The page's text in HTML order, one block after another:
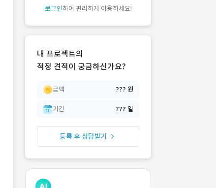
개발 회사 있어?
로그인하여 편리하게 이용하세요!
내 프로젝트의
적정 견적이 궁금하신가요?
금액 ??? 원
기간 ??? 일
등록 후 상담받기